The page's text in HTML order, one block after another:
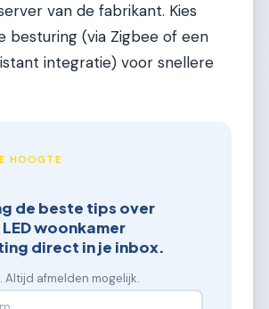
van de fabrikant. Kies
besturing (via Zigbee of een
integratie) voor snellere
HOOGTE
de beste tips over
LED woonkamer
direct in je inbox.
Altijd afmelden mogelijk.